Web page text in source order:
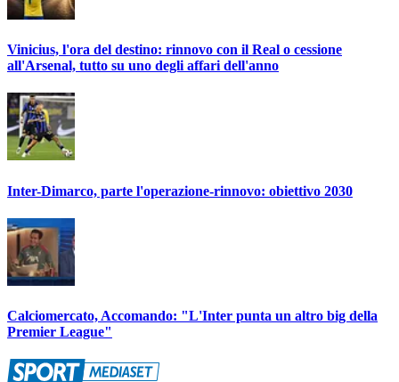
Vinicius, l'ora del destino: rinnovo con il Real o cessione
all'Arsenal, tutto su uno degli affari dell'anno
Inter-Dimarco, parte l'operazione-rinnovo: obiettivo 2030
Calciomercato, Accomando: "L'Inter punta un altro big della
Premier League"